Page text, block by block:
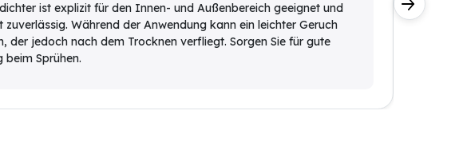
ist explizit für den Innen- und Außenbereich geeignet und
zuverlässig. Während der Anwendung kann ein leichter Geruch
der jedoch nach dem Trocknen verfliegt. Sorgen Sie für gute
beim Sprühen.
ab.